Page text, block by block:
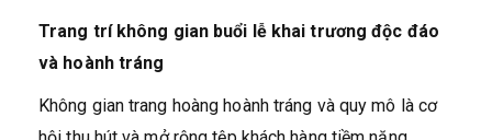
Trang trí không gian buổi lễ khai trương độc đáo
và hoành tráng
Không gian trang hoàng hoành tráng và quy mô là cơ